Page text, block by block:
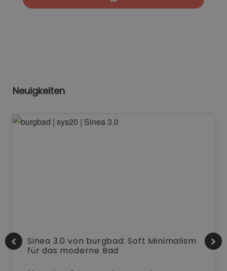
Neuigkeiten
Sinea 3.0 von burgbad: Soft Minimalism
für das moderne Bad